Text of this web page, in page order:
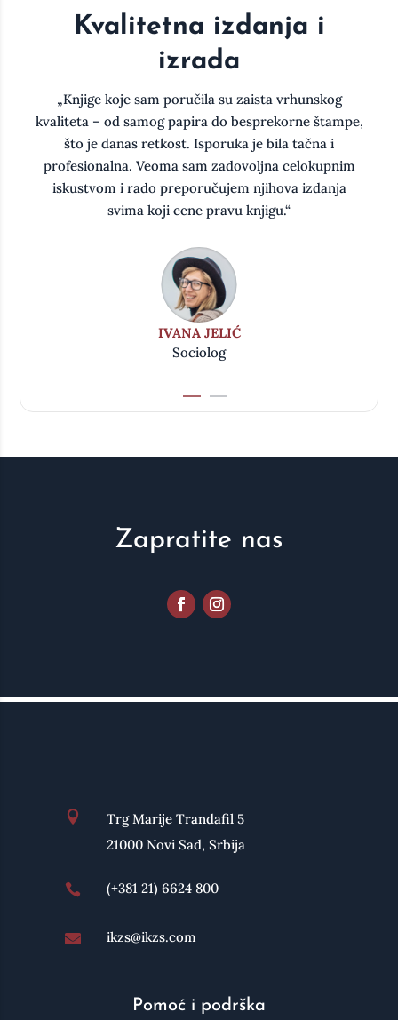
Kvalitetna izdanja i
izrada
„Knjige koje sam poručila su zaista vrhunskog
kvaliteta – od samog papira do besprekorne štampe,
što je danas retkost. Isporuka je bila tačna i
profesionalna. Veoma sam zadovoljna celokupnim
iskustvom i rado preporučujem njihova izdanja
svima koji cene pravu knjigu.“
IVANA JELIĆ
Sociolog
Zapratite nas

Trg Marije Trandafil 5
21000 Novi Sad, Srbija
 (+381 21) 6624 800
 ikzs@ikzs.com
Pomoć i podrška